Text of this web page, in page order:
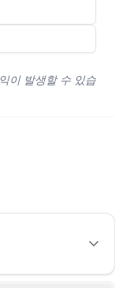
이 발생할 수 있습